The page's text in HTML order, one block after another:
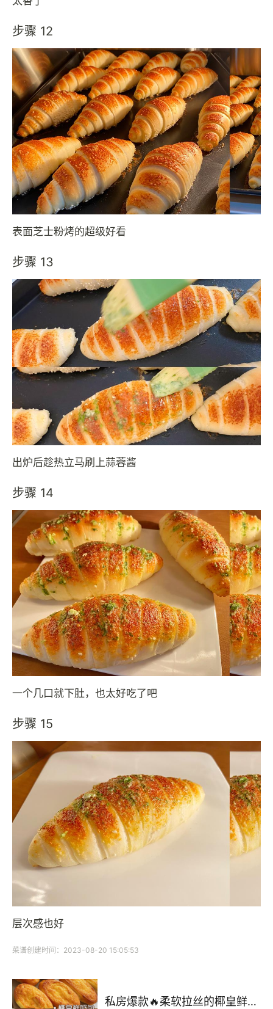
步骤 12
表面芝士粉烤的超级好看
步骤 13
出炉后趁热立马刷上蒜蓉酱
步骤 14
一个几口就下肚，也太好吃了吧
步骤 15
层次感也好
菜谱创建时间：2023-08-20 15:05:53
私房爆款🔥柔软拉丝的椰皇鲜奶包 香迷糊了！